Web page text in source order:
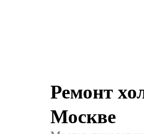
Ремонт
Москве